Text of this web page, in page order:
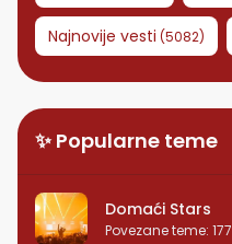
Najnovije vesti (5082)
✨ Popularne teme
Domaći Stars
Povezane teme: 177